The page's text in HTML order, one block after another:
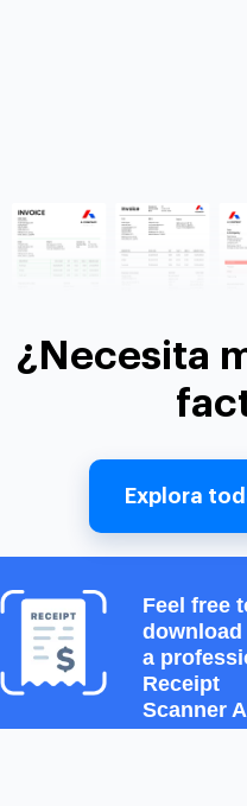
¿Necesita
Explora
Feel free
download
a
Receipt
Scanner